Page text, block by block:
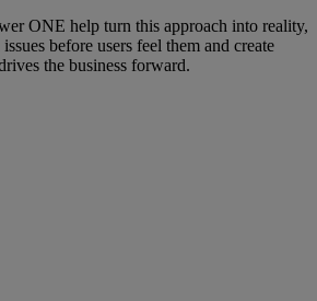
ONE help turn this approach into reality,
before users feel them and create
the business forward.